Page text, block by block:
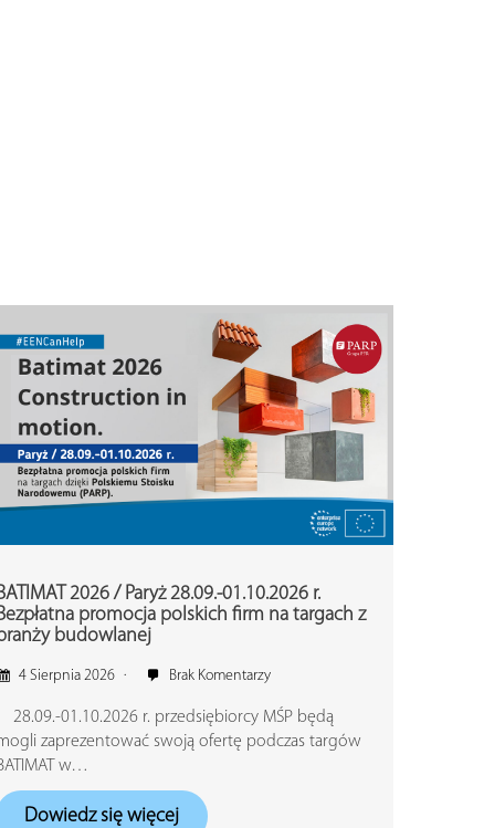
2026 / Paryż 28.09.-01.10.2026 r.
promocja polskich firm na targach z
budowlanej
4 Sierpnia 2026 Brak Komentarzy
28.09.-01.10.2026 r. przedsiębiorcy MŚP będą
zaprezentować swoją ofertę podczas targów
w…
Dowiedz się więcej